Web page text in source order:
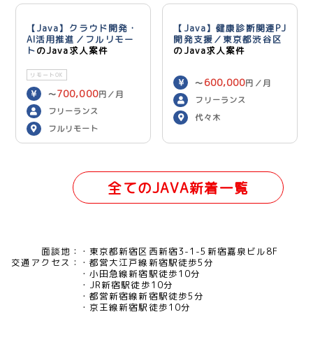
【Java】クラウド開発・
AI活用推進／フルリモー
トのJava求人案件
リモートOK
〜700,000円／月
フリーランス
フルリモート
【Java】健康診断関連PJ
開発支援／東京都渋谷区
のJava求人案件
〜 600,000円／月
フリーランス
代々木
全てのJAVA新着一覧
面談地：
東京都新宿区西新宿3-1-5新宿嘉泉ビル8F
交通アクセス：
都営大江戸線新宿駅徒歩5分
小田急線新宿駅徒歩10分
JR新宿駅徒歩10分
都営新宿線新宿駅徒歩5分
京王線新宿駅徒歩10分